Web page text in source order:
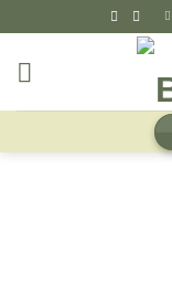
content